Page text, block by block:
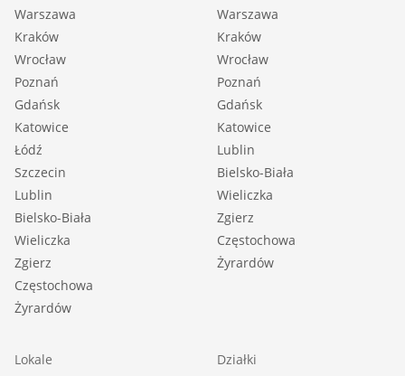
Warszawa
Kraków
Wrocław
Poznań
Gdańsk
Katowice
Łódź
Szczecin
Lublin
Bielsko-Biała
Wieliczka
Zgierz
Częstochowa
Żyrardów
Warszawa
Kraków
Wrocław
Poznań
Gdańsk
Katowice
Lublin
Bielsko-Biała
Wieliczka
Zgierz
Częstochowa
Żyrardów
Lokale
Działki